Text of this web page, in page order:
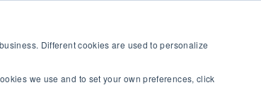
Different cookies are used to personalize
we use and to set your own preferences, click
Utforska